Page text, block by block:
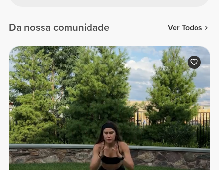
Da nossa comunidade Ver Todos